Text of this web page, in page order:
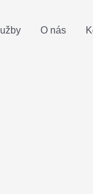
O nás